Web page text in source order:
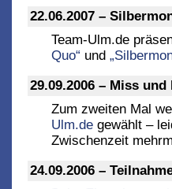
22.06.2007 –
Team-Ulm.de
Quo“ und
29.09.2006 – Miss
Zum zweiten Mal
Ulm.de gewählt –
Zwischenzeit
24.09.2006 –